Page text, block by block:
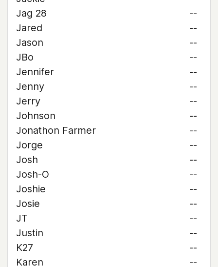
Jag 28
--
Jared
--
Jason
--
JBo
--
Jennifer
--
Jenny
--
Jerry
--
Johnson
--
Jonathon Farmer
--
Jorge
--
Josh
--
Josh-O
--
Joshie
--
Josie
--
JT
--
Justin
--
K27
--
Karen
--